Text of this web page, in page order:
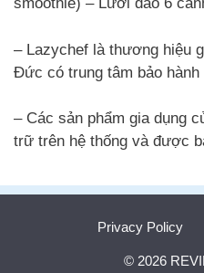
– Lazychef là thương hiệu
Đức có trung tâm bảo
– Các sản phẩm gia dụng
trữ trên hệ thống và được
Privacy Policy
© 2026